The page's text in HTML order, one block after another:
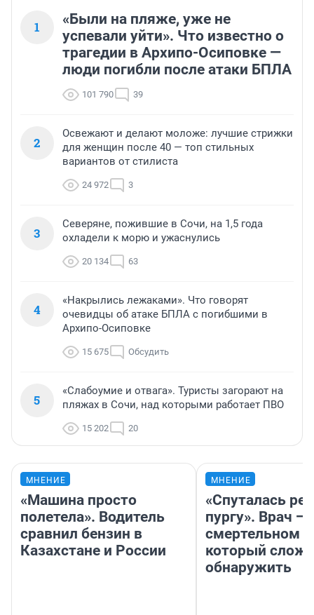
1
«Были на пляже, уже не
успевали уйти». Что известно о
трагедии в Архипо-Осиповке —
люди погибли после атаки БПЛА
101 790 39
2
Освежают и делают моложе: лучшие стрижки
для женщин после 40 — топ стильных
вариантов от стилиста
24 972 3
3
Северяне, пожившие в Сочи, на 1,5 года
охладели к морю и ужаснулись
20 134 63
4
«Накрылись лежаками». Что говорят
очевидцы об атаке БПЛА с погибшими в
Архипо-Осиповке
15 675 Обсудить
5
«Слабоумие и отвага». Туристы загорают на
пляжах в Сочи, над которыми работает ПВО
15 202 20
МНЕНИЕ
«Машина просто
полетела». Водитель
сравнил бензин в
Казахстане и России
МНЕНИЕ
«Спуталась
пургу». Врач —
смертельном
который
обнаружить